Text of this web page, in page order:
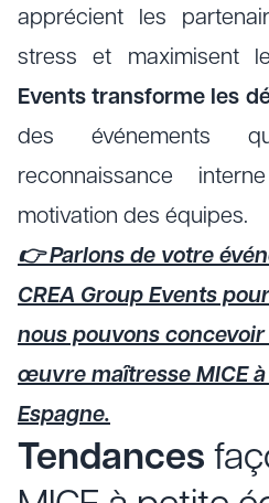
apprécient les
stress et maximisent
Events transforme les
des événements
reconnaissance
motivation des équipes.
👉 Parlons de votre
CREA Group Events
nous pouvons
œuvre maîtresse MICE
Espagne.
Tendances